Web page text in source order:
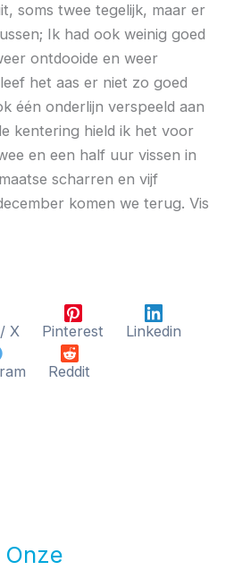
soms twee tegelijk, maar er
Ik had ook weinig goed
ontdooide en weer
het aas er niet zo goed
één onderlijn verspeeld aan
kentering hield ik het voor
en een half uur vissen in
scharren en vijf
komen we terug. Vis
X Pinterest Linkedin
Reddit
Onze